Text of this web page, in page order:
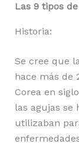
Las 9 tipos
Historia:
Se cree que
hace más de
Corea en
las agujas se
utilizaban